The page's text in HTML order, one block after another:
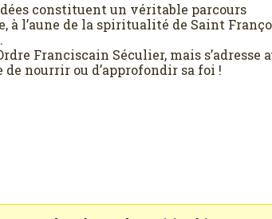
constituent un véritable parcours
à l’aune de la spiritualité de Saint
Franciscain Séculier, mais s’adresse
nourrir ou d’approfondir sa foi !